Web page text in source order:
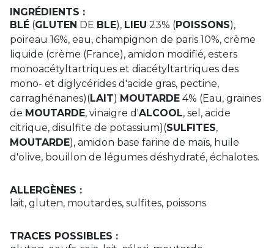
INGRÉDIENTS :
BLÉ (GLUTEN DE BLE), LIEU 23% (POISSONS),
poireau 16%, eau, champignon de paris 10%, crème
liquide (crème (France), amidon modifié, esters
monoacétyltartriques et diacétyltartriques des
mono- et diglycérides d'acide gras, pectine,
carraghénanes)(LAIT) MOUTARDE 4% (Eau, graines
de MOUTARDE, vinaigre d'ALCOOL, sel, acide
citrique, disulfite de potassium)(SULFITES,
MOUTARDE), amidon base farine de maïs, huile
d'olive, bouillon de légumes déshydraté, échalotes.
ALLERGÈNES :
lait, gluten, moutardes, sulfites, poissons
TRACES POSSIBLES :